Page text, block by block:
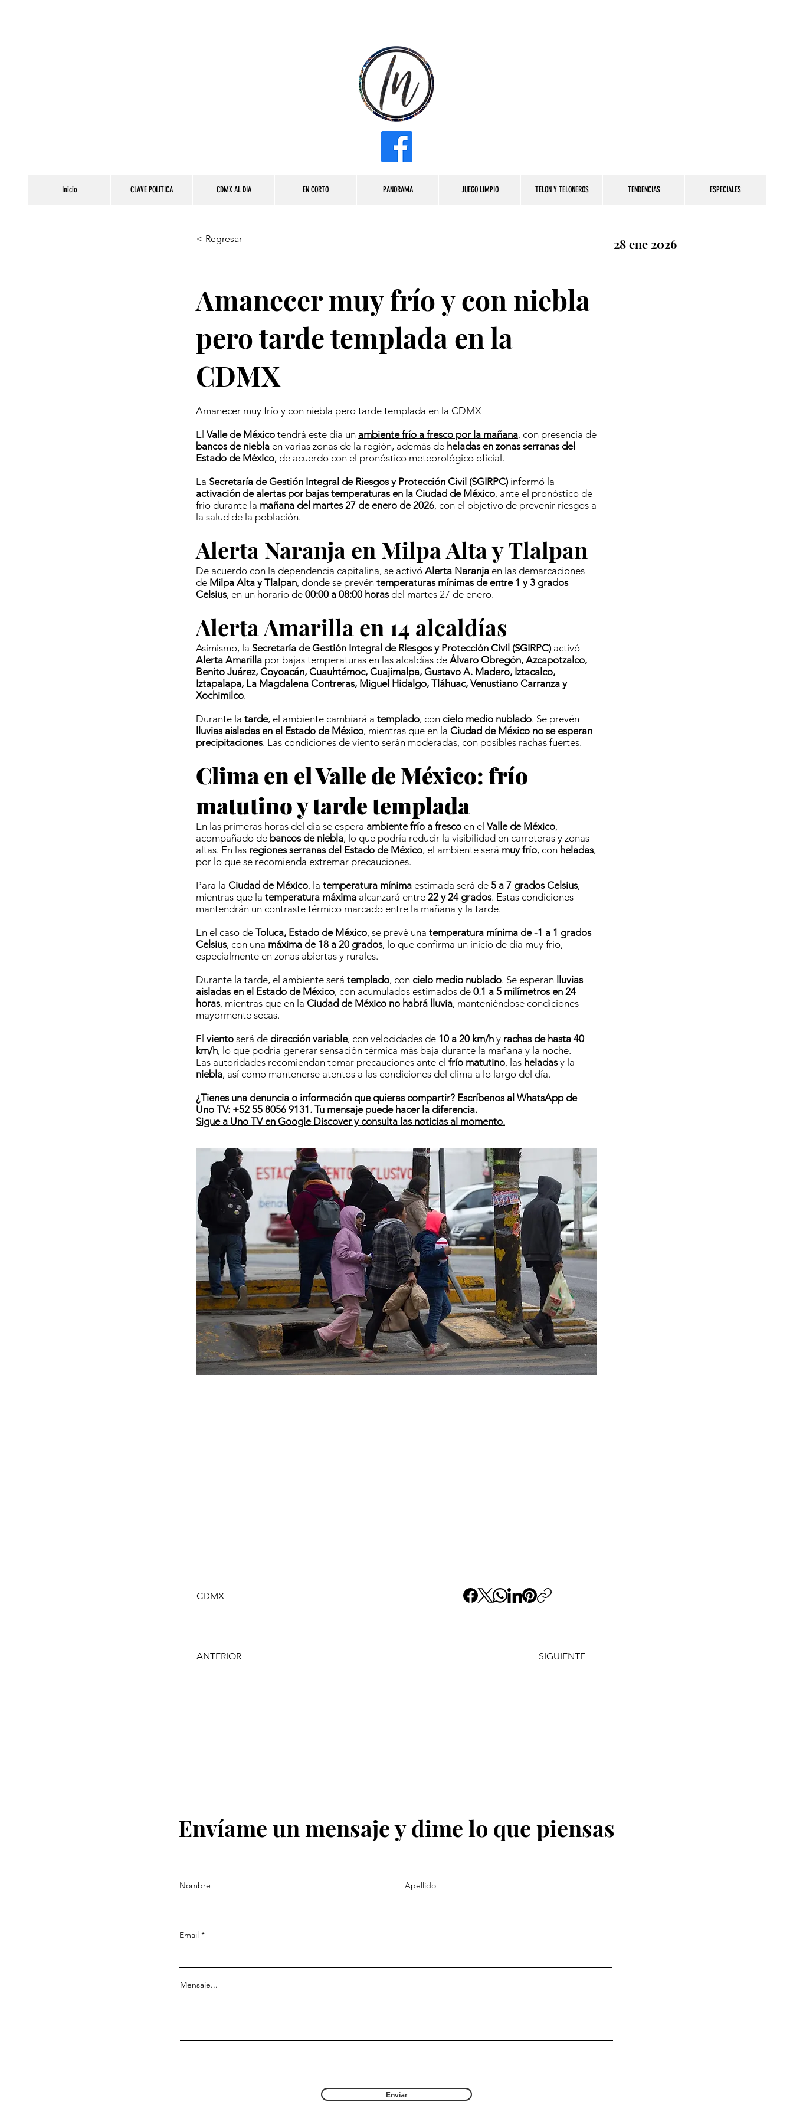
Inicio CLAVE POLITICA CDMX AL DIA EN CORTO PANORAMA JUEGO LIMPIO TELON Y TELONEROS TENDENCIAS ESPECIALES
< Regresar 28 ene 2026
Amanecer muy frío y con niebla
pero tarde templada en la
CDMX
Amanecer muy frío y con niebla pero tarde templada en la CDMX
El Valle de México tendrá este día un ambiente frío a fresco por la mañana, con presencia de
bancos de niebla en varias zonas de la región, además de heladas en zonas serranas del
Estado de México, de acuerdo con el pronóstico meteorológico oficial.
La Secretaría de Gestión Integral de Riesgos y Protección Civil (SGIRPC)informó la
activación de alertas por bajas temperaturas en la Ciudad de México, ante el pronóstico de
frío durante la mañana del martes 27 de enero de 2026, con el objetivo de prevenir riesgos a
la salud de la población.
Alerta Naranja en Milpa Alta y Tlalpan
De acuerdo con la dependencia capitalina, se activó Alerta Naranja en las demarcaciones
de Milpa Alta y Tlalpan, donde se prevén temperaturas mínimas de entre 1 y 3 grados
Celsius, en un horario de 00:00 a 08:00 horasdel martes 27 de enero.
Alerta Amarilla en 14 alcaldías
Asimismo, la Secretaría de Gestión Integral de Riesgos y Protección Civil (SGIRPC)activó
Alerta Amarilla por bajas temperaturas en las alcaldías de Álvaro Obregón, Azcapotzalco,
Benito Juárez, Coyoacán, Cuauhtémoc, Cuajimalpa, Gustavo A. Madero, Iztacalco,
Iztapalapa, La Magdalena Contreras, Miguel Hidalgo, Tláhuac, Venustiano Carranza y
Xochimilco.
Durante la tarde, el ambiente cambiará a templado, con cielo medio nublado. Se prevén
lluvias aisladas en el Estado de México, mientras que en la Ciudad de México no se esperan
precipitaciones. Las condiciones de viento serán moderadas, con posibles rachas fuertes.
Clima en el Valle de México: frío
matutino y tarde templada
En las primeras horas del día se espera ambiente frío a fresco en el Valle de México,
acompañado de bancos de niebla, lo que podría reducir la visibilidad en carreteras y zonas
altas. En las regiones serranas del Estado de México, el ambiente será muy frío, con heladas,
por lo que se recomienda extremar precauciones.
Para la Ciudad de México, la temperatura mínima estimada será de 5 a 7 grados Celsius,
mientras que la temperatura máxima alcanzará entre 22 y 24 grados. Estas condiciones
mantendrán un contraste térmico marcado entre la mañana y la tarde.
En el caso de Toluca, Estado de México, se prevé una temperatura mínima de -1 a 1 grados
Celsius, con una máxima de 18 a 20 grados, lo que confirma un inicio de día muy frío,
especialmente en zonas abiertas y rurales.
Durante la tarde, el ambiente será templado, con cielo medio nublado. Se esperan
lluvias
aisladas en el Estado de México, con acumulados estimados de 0.1 a 5 milímetros en 24
horas, mientras que en la Ciudad de México no habrá lluvia, manteniéndose condiciones
mayormente secas.
El viento será de dirección variable, con velocidades de 10 a 20 km/h y rachas de hasta 40
km/h, lo que podría generar sensación térmica más baja durante la mañana y la noche.
Las autoridades recomiendan tomar precauciones ante el frío matutino, las heladasy la
niebla, así como mantenerse atentos a las condiciones del clima a lo largo del día.
¿Tienes una denuncia o información que quieras compartir? Escríbenos al WhatsApp de
Uno TV: +52 55 8056 9131. Tu mensaje puede hacer la diferencia.
Sigue a Uno TV en Google Discover y consulta las noticias al momento.
CDMX
ANTERIOR SIGUIENTE
Envíame un mensaje y dime lo que piensas
Nombre Apellido
Email
Mensaje...
Enviar